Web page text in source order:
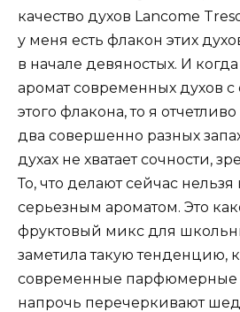
качество духов Lancome
у меня есть флакон этих
в начале девяностых. И
аромат современных духов
этого флакона, то я
два совершенно разных
духах не хватает сочности,
То, что делают сейчас нельзя
серьезным ароматом. Это
фруктовый микс для
заметила такую тенденцию,
современные парфюмерные
напрочь перечеркивают